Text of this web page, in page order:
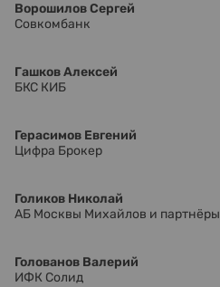
Ворошилов Сергей
Совкомбанк
Гашков Алексей
БКС КИБ
Герасимов Евгений
Цифра Брокер
Голиков Николай
АБ Москвы Михайлов и партнёры
Голованов Валерий
ИФК Солид